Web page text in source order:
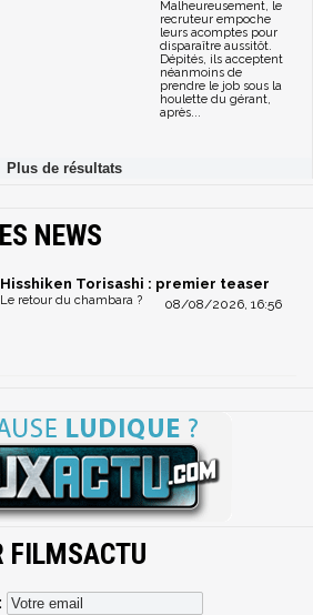
Malheureusement, le
recruteur empoche
leurs acomptes pour
disparaître aussitôt.
Dépités, ils acceptent
néanmoins de
prendre le job sous la
houlette du gérant,
après...
NEWS
Hisshiken Torisashi : premier teaser
08/08/2026, 16:56
Le retour du chambara ?
FILMSACTU